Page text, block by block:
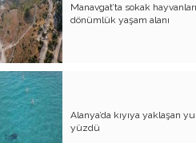
Yaşamımda Emel Doğramacı
Yaşamım Tesadüfleri Sever mi?
23 Nisan'a Nasıl Geldik
Yaşanılan Bu Günlerin Tadı
Sürü Psikolojisi
Manavgat’ta sokak
dönümlük yaşam alanı
Alanya’da kıyıya yaklaşan
yüzdü